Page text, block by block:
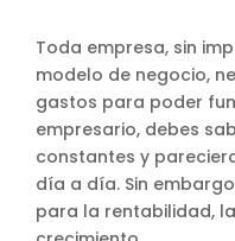
SOLUCIONES
SAP Business
Addons para
SAP S4HANA
Migración a
SOPORTE
Toda empresa, sin
modelo de negocio,
gastos para poder
empresario, debes
constantes y
día a día. Sin
para la rentabilidad,